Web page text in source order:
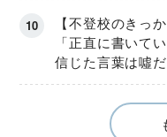
【不登校のきっ
「正直に書いて
信じた言葉は噓